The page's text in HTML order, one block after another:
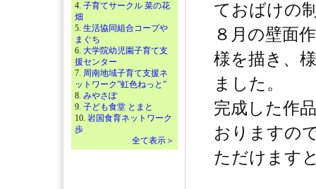
4. 子育てサークル 菜の花
畑
5. 生活協同組合コープや
まぐち
6. 大学院幼児園子育て支
援センター
7. 周南地域子育て支援ネ
ットワーク”虹色ねっと”
8. みやさぽ
9. 子ども食堂 とまと
10. 岩国食育ネットワーク
歩
全て表示＞
ておばけの
８月の壁面
様を描き、
ました。
完成した作
おりますの
ただけます